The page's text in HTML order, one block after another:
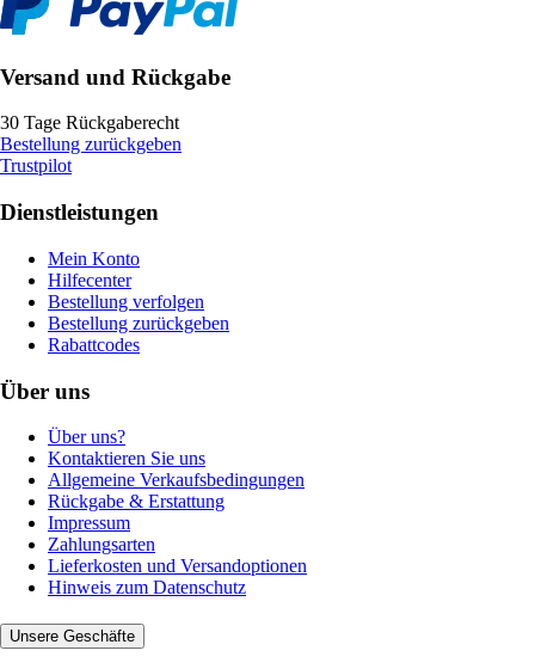
Versand und Rückgabe
30 Tage Rückgaberecht
Bestellung zurückgeben
Trustpilot
Dienstleistungen
Mein Konto
Hilfecenter
Bestellung verfolgen
Bestellung zurückgeben
Rabattcodes
Über uns
Über uns?
Kontaktieren Sie uns
Allgemeine Verkaufsbedingungen
Rückgabe & Erstattung
Impressum
Zahlungsarten
Lieferkosten und Versandoptionen
Hinweis zum Datenschutz
Unsere Geschäfte